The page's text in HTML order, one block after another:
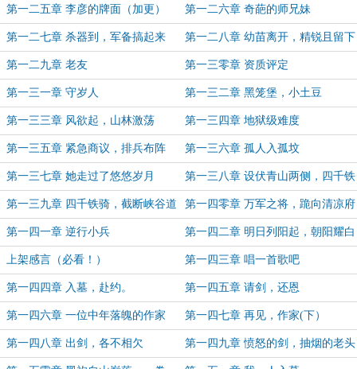
第一二五章 李彦的牌面（加更） 第一二六章 奇葩的师兄妹
第一二七章 杀器到，军备搞起来 第一二八章 幼苗离开，精锐且留下
第一二九章 老友 第一三零章 资质评定
第一三一章 守岁人 第一三二章 黑笼堡，小土豆
第一三三章 风欲起，山林激荡 第一三四章 地狱级难度
第一三五章 紧急商议，排兵布阵 第一三六章 孤人入孤坟
第一三七章 她走过了悠悠岁月 第一三八章 设伏青山两侧，四千铁
骑向北
第一三九章 四千铁骑，截断峡谷道 第一四零章 万军之将，跪向清凉府
第一四一章 逆行小兵 第一四二章 明日列阳起，朝阳耀白
骨
上架感言（必看！） 第一四三章 唱一首歌吧
第一四四章 入墓，赴约。 第一四五章 请剑，还恩
第一四六章 一位中年落魄的作家
（上）
第一四七章 再见，作家(下）
第一四八章 出剑，各不相欠 第一四九章 愤怒的剑，抽烟的老头